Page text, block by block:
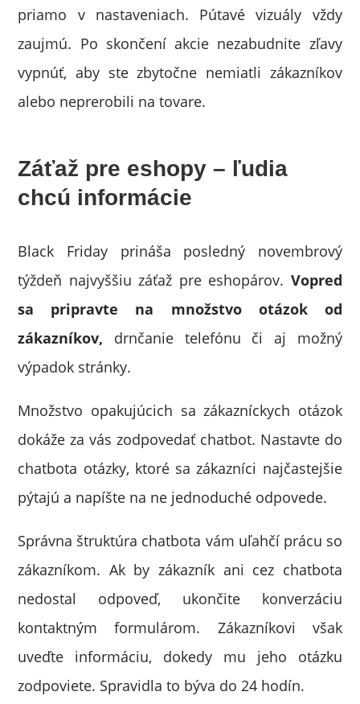
priamo v nastaveniach. Pútavé vizuály vždy
zaujmú. Po skončení akcie nezabudnite zľavy
vypnúť, aby ste zbytočne nemiatli zákazníkov
alebo neprerobili na tovare.
Záťaž pre eshopy – ľudia
chcú informácie
Black Friday prináša posledný novembrový
týždeň najvyššiu záťaž pre eshopárov. Vopred
sa pripravte na množstvo otázok od
zákazníkov, drnčanie telefónu či aj možný
výpadok stránky.
Množstvo opakujúcich sa zákazníckych otázok
dokáže za vás zodpovedať chatbot. Nastavte do
chatbota otázky, ktoré sa zákazníci najčastejšie
pýtajú a napíšte na ne jednoduché odpovede.
Správna štruktúra chatbota vám uľahčí prácu so
zákazníkom. Ak by zákazník ani cez chatbota
nedostal odpoveď, ukončite konverzáciu
kontaktným formulárom. Zákazníkovi však
uveďte informáciu, dokedy mu jeho otázku
zodpoviete. Spravidla to býva do 24 hodín.